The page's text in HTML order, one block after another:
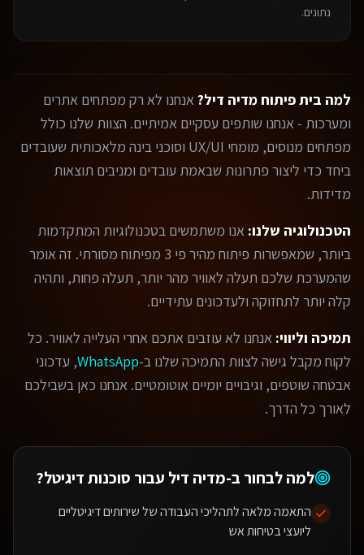
נתונים.
למה בית פיתוח מדיה דיל?אנחנו לא רק מפתחים אתרים
ומערכות - אנחנו שותפים עסקיים אמיתיים. הצוות שלנו כולל
מפתחים מנוסים, מומחי UX/UI וסוכני בינה מלאכותית שעובדים
ביחד כדי ליצור פתרונות שבאמת עובדים ומניבים תוצאות
מדידות.
הטכנולוגיה שלנו: אנו משתמשים בטכנולוגיות המתקדמות
ביותר, שמאפשרות פיתוח מהיר פי 3 מפיתוח מסורתי. זה אומר
שהמערכת שלכם תעלה לאוויר מהר יותר, תעלה פחות, ותהיה
קלה יותר לתחזוקה ולעדכונים עתידיים.
תמיכה וליווי: אנחנו לא עוזבים אתכם אחרי העלייה לאוויר. כל
לקוח מקבל גישה לצוות התמיכה שלנו ב-WhatsApp, עדכוני
אבטחה שוטפים, וגיבויים יומיים אוטומטיים. אנחנו כאן בשבילכם
לאורך כל הדרך.
למה לבחור ב-מדיה דיל עבור סוכנות דיגיטל?
התאמה מלאה לתהליכי העבודה של שירותים דיגיטליים
ליועצי בטיחות אש